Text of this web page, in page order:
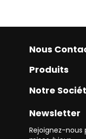
Nous
Produits
Notre
Newsletter
Rejoignez-nous